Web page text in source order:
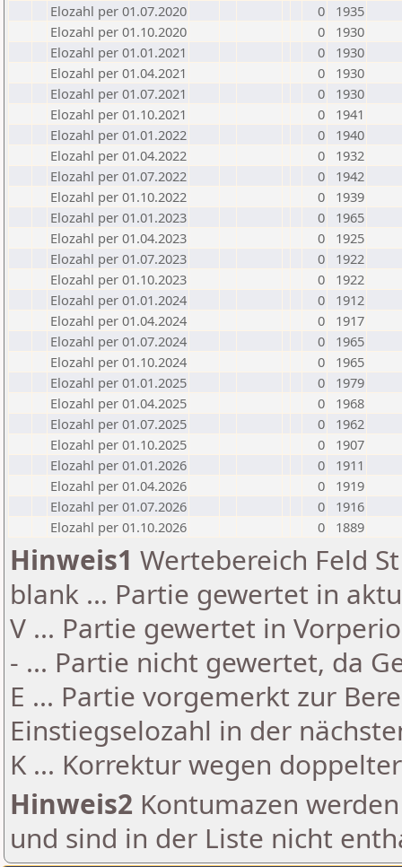
Elozahl per 01.07.2020
0
1935
Elozahl per 01.10.2020
0
1930
Elozahl per 01.01.2021
0
1930
Elozahl per 01.04.2021
0
1930
Elozahl per 01.07.2021
0
1930
Elozahl per 01.10.2021
0
1941
Elozahl per 01.01.2022
0
1940
Elozahl per 01.04.2022
0
1932
Elozahl per 01.07.2022
0
1942
Elozahl per 01.10.2022
0
1939
Elozahl per 01.01.2023
0
1965
Elozahl per 01.04.2023
0
1925
Elozahl per 01.07.2023
0
1922
Elozahl per 01.10.2023
0
1922
Elozahl per 01.01.2024
0
1912
Elozahl per 01.04.2024
0
1917
Elozahl per 01.07.2024
0
1965
Elozahl per 01.10.2024
0
1965
Elozahl per 01.01.2025
0
1979
Elozahl per 01.04.2025
0
1968
Elozahl per 01.07.2025
0
1962
Elozahl per 01.10.2025
0
1907
Elozahl per 01.01.2026
0
1911
Elozahl per 01.04.2026
0
1919
Elozahl per 01.07.2026
0
1916
Elozahl per 01.10.2026
0 1889
Hinweis1 Wertebereich Feld
blank ... Partie gewertet in
V ... Partie gewertet in
- ... Partie nicht gewertet, da
E ... Partie vorgemerkt zur
Einstiegselozahl in der
K ... Korrektur wegen
Hinweis2 Kontumazen
und sind in der Liste nicht